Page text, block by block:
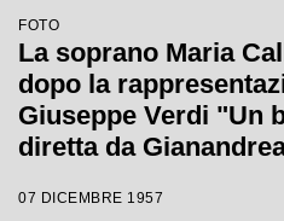
FOTO
La soprano Maria
dopo la
Giuseppe Verdi "Un
diretta da
quale è stata
07 DICEMBRE 1957